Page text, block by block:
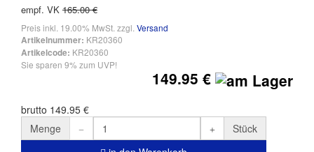
empf. VK 165.00 €
Preis inkl. 19.00% MwSt. zzgl. Versand
Artikelnummer: KR20360
Artikelcode: KR20360
Sie sparen 9% zum UVP!
149.95 €
brutto 149.95 €
Menge
Stück